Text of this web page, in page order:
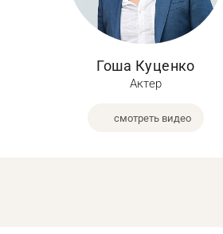
Гоша Куценко
Актер
смотреть видео